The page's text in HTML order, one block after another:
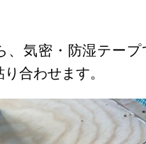
、気密・防湿テープ
合わせます。